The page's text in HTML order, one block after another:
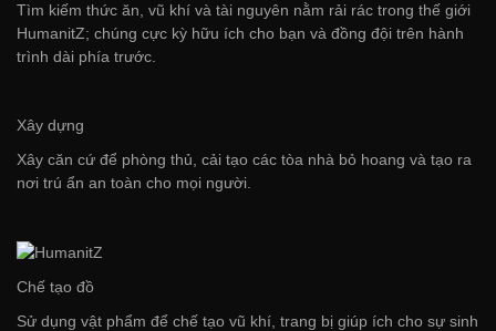
Tìm kiếm thức ăn, vũ khí và tài nguyên nằm rải rác trong thế giới
HumanitZ; chúng cực kỳ hữu ích cho bạn và đồng đội trên hành
trình dài phía trước.
Xây dựng
Xây căn cứ để phòng thủ, cải tạo các tòa nhà bỏ hoang và tạo ra
nơi trú ẩn an toàn cho mọi người.
Chế tạo đồ
Sử dụng vật phẩm để chế tạo vũ khí, trang bị giúp ích cho sự sinh